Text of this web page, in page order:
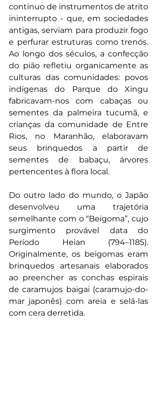
contínuo de instrumentos de atrito
ininterrupto - que, em sociedades
antigas, serviam para produzir fogo
e perfurar estruturas como trenós.
Ao longo dos séculos, a confecção
do pião refletiu organicamente as
culturas das comunidades: povos
indígenas do Parque do Xingu
fabricavam-nos com cabaças ou
sementes da palmeira tucumã, e
crianças da comunidade de Entre
Rios, no Maranhão, elaboravam
seus brinquedos a partir de
sementes de babaçu, árvores
pertencentes à flora local.
Do outro lado do mundo, o Japão
desenvolveu uma trajetória
semelhante com o “Beigoma”, cujo
surgimento provável data do
Período Heian (794–1185).
Originalmente, os beigomas eram
brinquedos artesanais elaborados
ao preencher as conchas espirais
de caramujos baigai (caramujo-do-
mar japonês) com areia e selá-las
com cera derretida.